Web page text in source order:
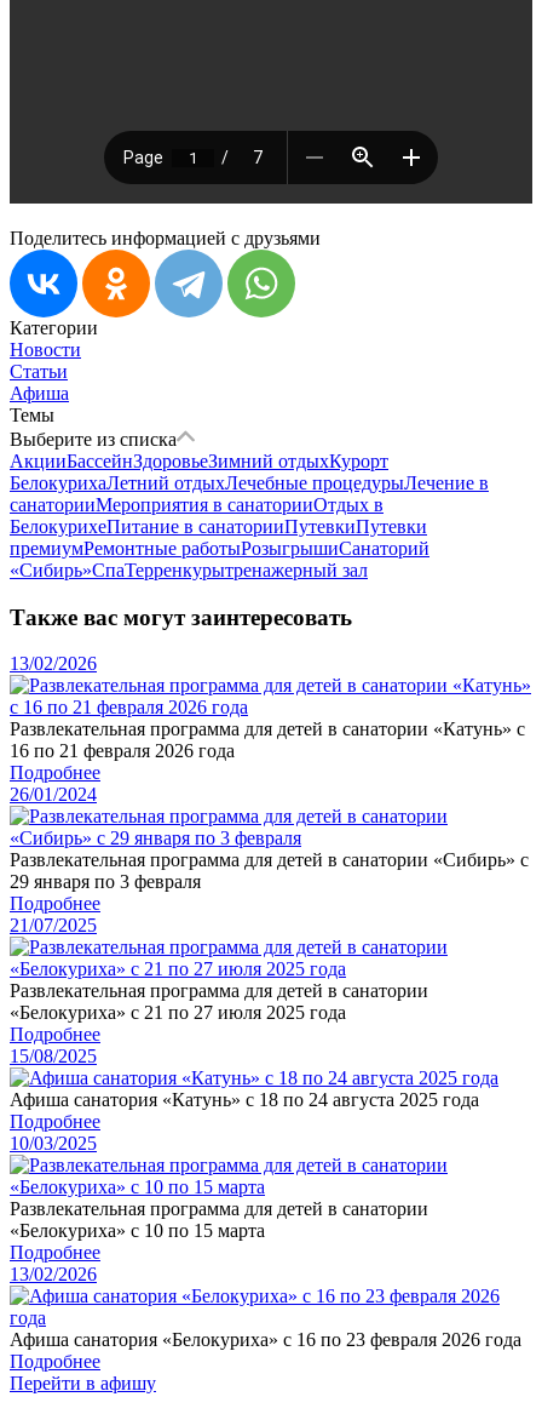
Поделитесь информацией с друзьями
Категории
Новости
Статьи
Афиша
Темы
Выберите из списка
АкцииБассейнЗдоровьеЗимний отдыхКурорт
БелокурихаЛетний отдыхЛечебные процедурыЛечение в
санаторииМероприятия в санаторииОтдых в
БелокурихеПитание в санаторииПутевкиПутевки
премиумРемонтные работыРозыгрышиСанаторий
«Сибирь»СпаТерренкурытренажерный зал
Также вас могут заинтересовать
13/02/2026
Развлекательная программа для детей в санатории «Катунь» с
16 по 21 февраля 2026 года
Подробнее
26/01/2024
Развлекательная программа для детей в санатории «Сибирь» с
29 января по 3 февраля
Подробнее
21/07/2025
Развлекательная программа для детей в санатории
«Белокуриха» с 21 по 27 июля 2025 года
Подробнее
15/08/2025
Афиша санатория «Катунь» с 18 по 24 августа 2025 года
Подробнее
10/03/2025
Развлекательная программа для детей в санатории
«Белокуриха» с 10 по 15 марта
Подробнее
13/02/2026
Афиша санатория «Белокуриха» с 16 по 23 февраля 2026 года
Подробнее
Перейти в афишу